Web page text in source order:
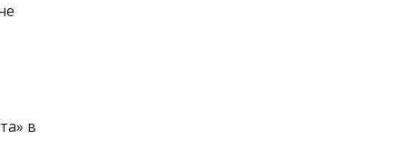
в